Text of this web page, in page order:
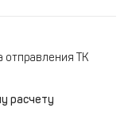
отправления ТК
расчету